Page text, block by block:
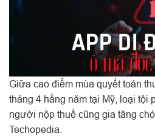
Giữa cao điểm mùa quyết toán
tháng 4 hằng năm tại Mỹ, loại tội
người nộp thuế cũng gia tăng
Techopedia.